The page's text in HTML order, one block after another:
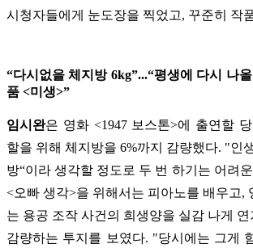
시청자들에게 눈도장을 찍었고, 꾸준히 작
“다시없을 체지방 6kg”...“평생에 다시 나
품 <미생>”
임시완은 영화 <1947 보스톤>에 출연할
할을 위해 체지방을 6%까지 감량했다. "인
방“이라 생각할 정도로 두 번 하기는 어려
<오빠 생각>을 위해서는 피아노를 배우고,
는 용공 조작 사건의 희생양을 실감 나게 연
감량하는 투지를 보였다. "당시에는 그게